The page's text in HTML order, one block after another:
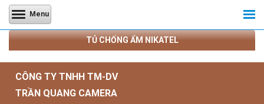
Menu
TỦ CHỐNG ẨM NIKATEL
CÔNG TY TNHH TM-DV
TRẦN QUANG CAMERA